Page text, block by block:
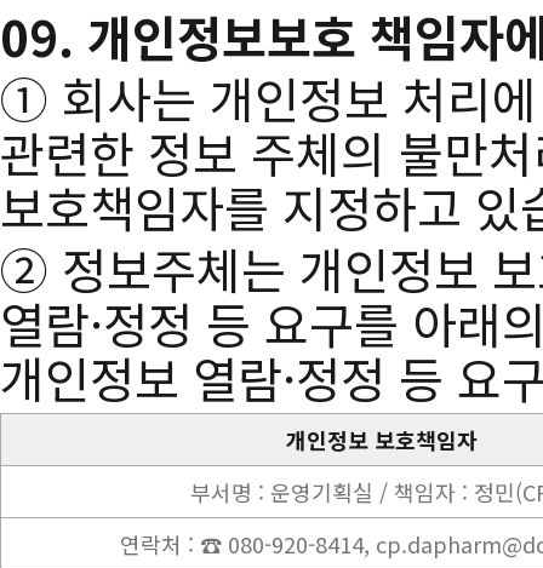
09. 개인정보보호 책임자
① 회사는 개인정보 처리
관련한 정보 주체의 불만
보호책임자를 지정하고 있
② 정보주체는 개인정보
열람·정정 등 요구를 아래
개인정보 열람·정정 등 요
개인정보 보호책임자
부서명 : 운영기획실 / 책임자 : 정민
연락처 : ☎ 080-920-8414,